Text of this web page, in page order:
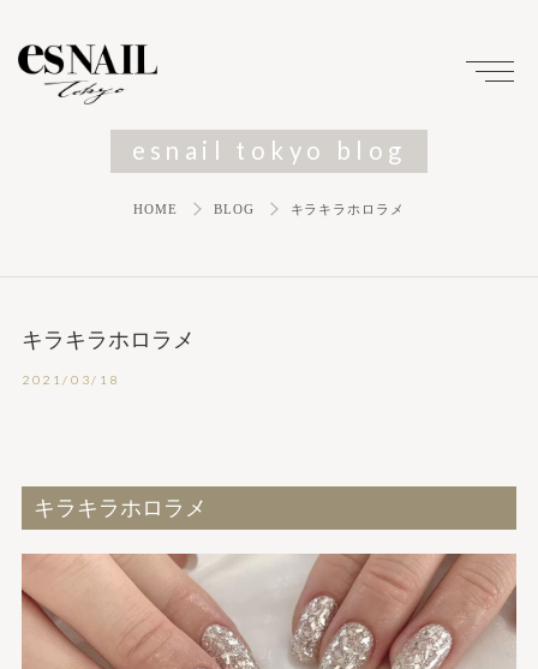
esnail tokyo blog
HOME BLOG キラキラホロラメ
キラキラホロラメ
2021/03/18
キラキラホロラメ